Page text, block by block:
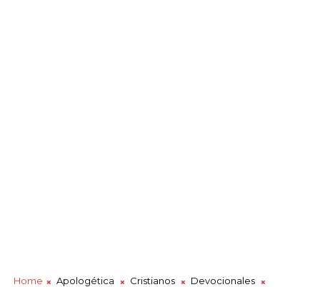
Home Apologética Cristianos
Devocionales